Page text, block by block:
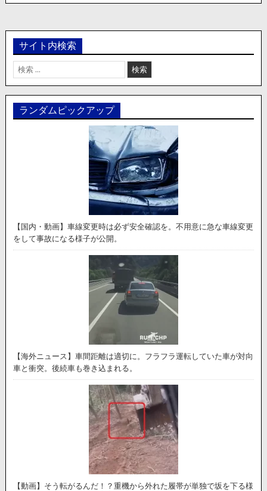
サイト内検索
検
索:
ランダムピックアップ
【国内・動画】車線変更時は必ず安全確認を。不用意に急な車線変更
をして事故になる様子が公開。
【海外ニュース】車間距離は適切に。フラフラ運転していた車が対向
車と衝突。後続車も巻き込まれる。
【動画】そう転がるんだ！？重機から外れた履帯が単独で坂を下る様